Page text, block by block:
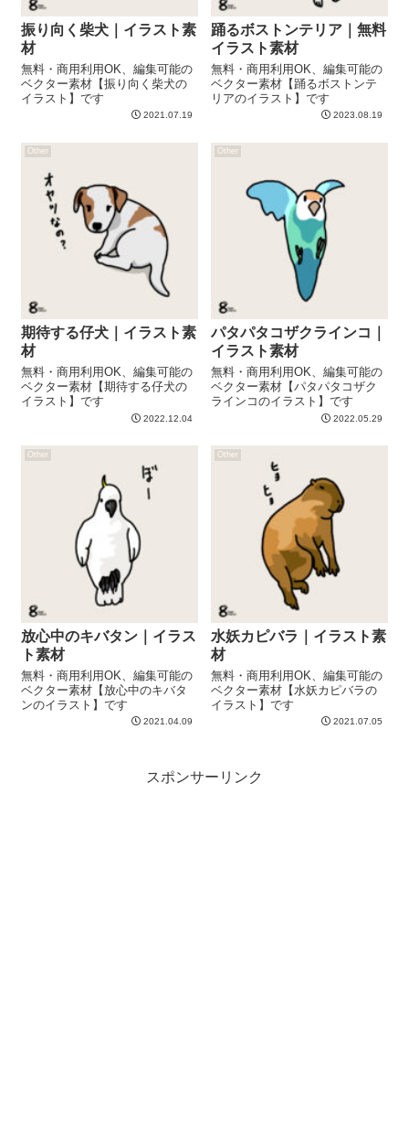
振り向く柴犬｜イラスト素
材
無料・商用利用OK、編集可能の
ベクター素材【振り向く柴犬の
イラスト】です
2021.07.19
踊るボストンテリア｜無料
イラスト素材
無料・商用利用OK、編集可能の
ベクター素材【踊るボストンテ
リアのイラスト】です
2023.08.19
Other
期待する仔犬｜イラスト素
材
無料・商用利用OK、編集可能の
ベクター素材【期待する仔犬の
イラスト】です
2022.12.04
Other
パタパタコザクラインコ｜
イラスト素材
無料・商用利用OK、編集可能の
ベクター素材【パタパタコザク
ラインコのイラスト】です
2022.05.29
Other
放心中のキバタン｜イラス
ト素材
無料・商用利用OK、編集可能の
ベクター素材【放心中のキバタ
ンのイラスト】です
2021.04.09
Other
水妖カピバラ｜イラスト素
材
無料・商用利用OK、編集可能の
ベクター素材【水妖カピバラの
イラスト】です
2021.07.05
スポンサーリンク